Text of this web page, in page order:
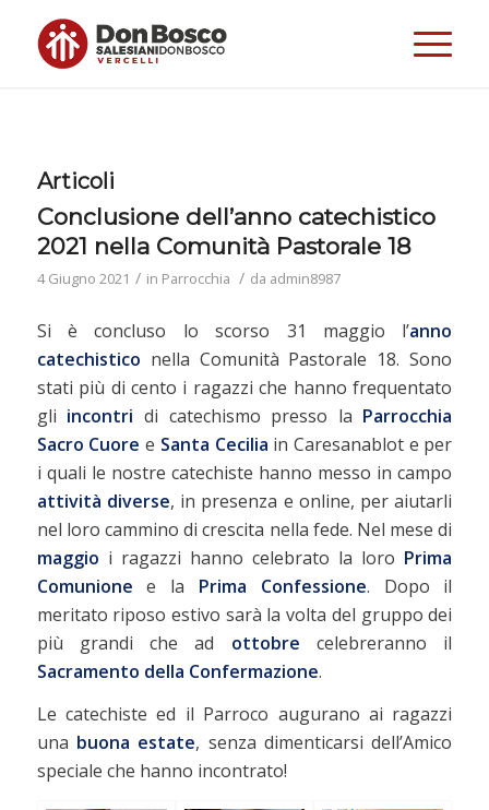
Articoli
Conclusione dell’anno catechistico
2021 nella Comunità Pastorale 18
4 Giugno 2021 / in Parrocchia / da admin8987
Si è concluso lo scorso 31 maggio l’anno
catechistico nella Comunità Pastorale 18. Sono
stati più di cento i ragazzi che hanno frequentato
gli incontri di catechismo presso la Parrocchia
Sacro Cuore e Santa Cecilia in Caresanablot e per
i quali le nostre catechiste hanno messo in campo
attività diverse, in presenza e online, per aiutarli
nel loro cammino di crescita nella fede. Nel mese di
maggio i ragazzi hanno celebrato la loro Prima
Comunione e la Prima Confessione. Dopo il
meritato riposo estivo sarà la volta del gruppo dei
più grandi che ad ottobre celebreranno il
Sacramento della Confermazione.
Le catechiste ed il Parroco augurano ai ragazzi
una buona estate, senza dimenticarsi dell’Amico
speciale che hanno incontrato!